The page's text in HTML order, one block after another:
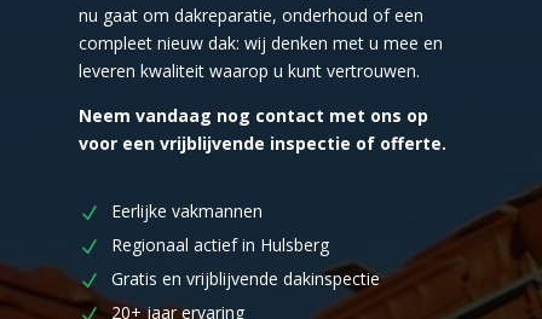
nu gaat om dakreparatie, onderhoud of een
compleet nieuw dak: wij denken met u mee en
leveren kwaliteit waarop u kunt vertrouwen.
Neem vandaag nog contact met ons op
voor een vrijblijvende inspectie of offerte.
Eerlijke vakmannen
Regionaal actief in Hulsberg
Gratis en vrijblijvende dakinspectie
20+ jaar ervaring